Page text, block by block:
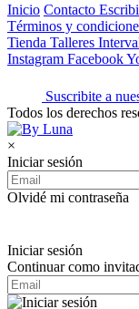
Inicio Contacto
Términos y
Tienda Talleres
Instagram Facebook
Suscribite a
Todos los derechos
×
Iniciar sesión
Olvidé mi contraseña
Iniciar sesión
Continuar como